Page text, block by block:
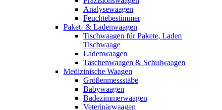
Analysewaagen
Feuchtebestimmer
Paket- & Ladenwaagen
Tischwaagen für Pakete, Laden
Tischwaage
Ladenwaagen
Taschenwaagen & Schulwaagen
Medizinische Waagen
Größenmessstäbe
Babywaagen
Badezimmerwaagen
Veterinärwaagen